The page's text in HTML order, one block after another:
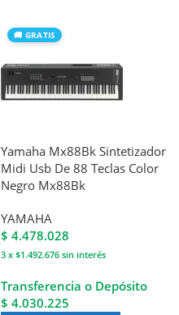
🚚 GRATIS
Yamaha Mx88Bk Sintetizador
Midi Usb De 88 Teclas Color
Negro Mx88Bk
YAMAHA
$ 4.478.028
3 x $1.492.676 sin interés
Transferencia o Depósito
$ 4.030.225